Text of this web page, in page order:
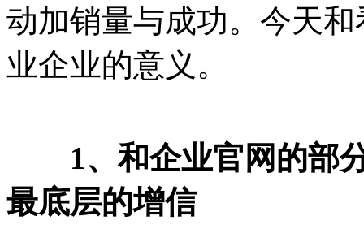
动加销量与成功。今天
业企业的意义。
1、和企业官网的部分
最底层的增信